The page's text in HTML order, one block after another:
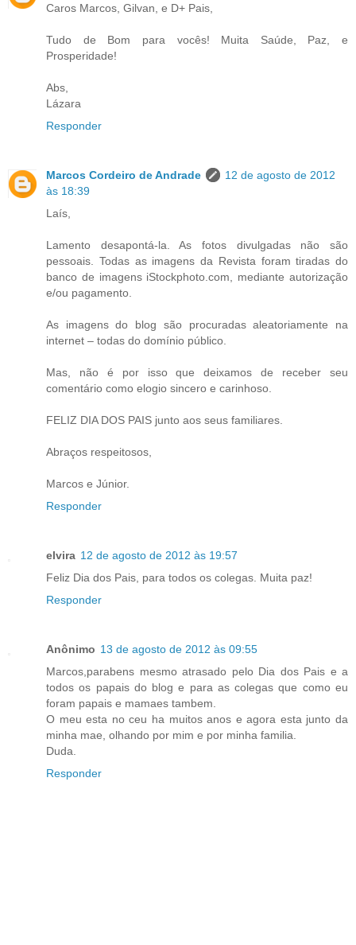
Caros Marcos, Gilvan, e D+ Pais,
Tudo de Bom para vocês! Muita Saúde, Paz, e
Prosperidade!
Abs,
Lázara
Responder
Marcos Cordeiro de Andrade
12 de agosto de 2012
às 18:39
Laís,
Lamento desapontá-la. As fotos divulgadas não são
pessoais. Todas as imagens da Revista foram tiradas do
banco de imagens iStockphoto.com, mediante autorização
e/ou pagamento.
As imagens do blog são procuradas aleatoriamente na
internet – todas do domínio público.
Mas, não é por isso que deixamos de receber seu
comentário como elogio sincero e carinhoso.
FELIZ DIA DOS PAIS junto aos seus familiares.
Abraços respeitosos,
Marcos e Júnior.
Responder
elvira 12 de agosto de 2012 às 19:57
Feliz Dia dos Pais, para todos os colegas. Muita paz!
Responder
Anônimo 13 de agosto de 2012 às 09:55
Marcos,parabens mesmo atrasado pelo Dia dos Pais e a
todos os papais do blog e para as colegas que como eu
foram papais e mamaes tambem.
O meu esta no ceu ha muitos anos e agora esta junto da
minha mae, olhando por mim e por minha familia.
Duda.
Responder